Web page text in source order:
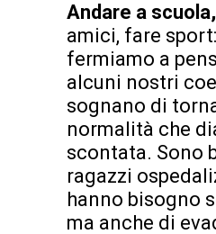
Andare a scuola,
amici, fare
fermiamo a
alcuni nostri
sognano di
normalità che
scontata. Sono
ragazzi
hanno bisogno
ma anche di